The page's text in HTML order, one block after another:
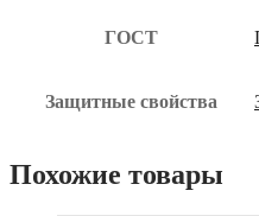
ГОСТ
Защитные свойства
Похожие товары